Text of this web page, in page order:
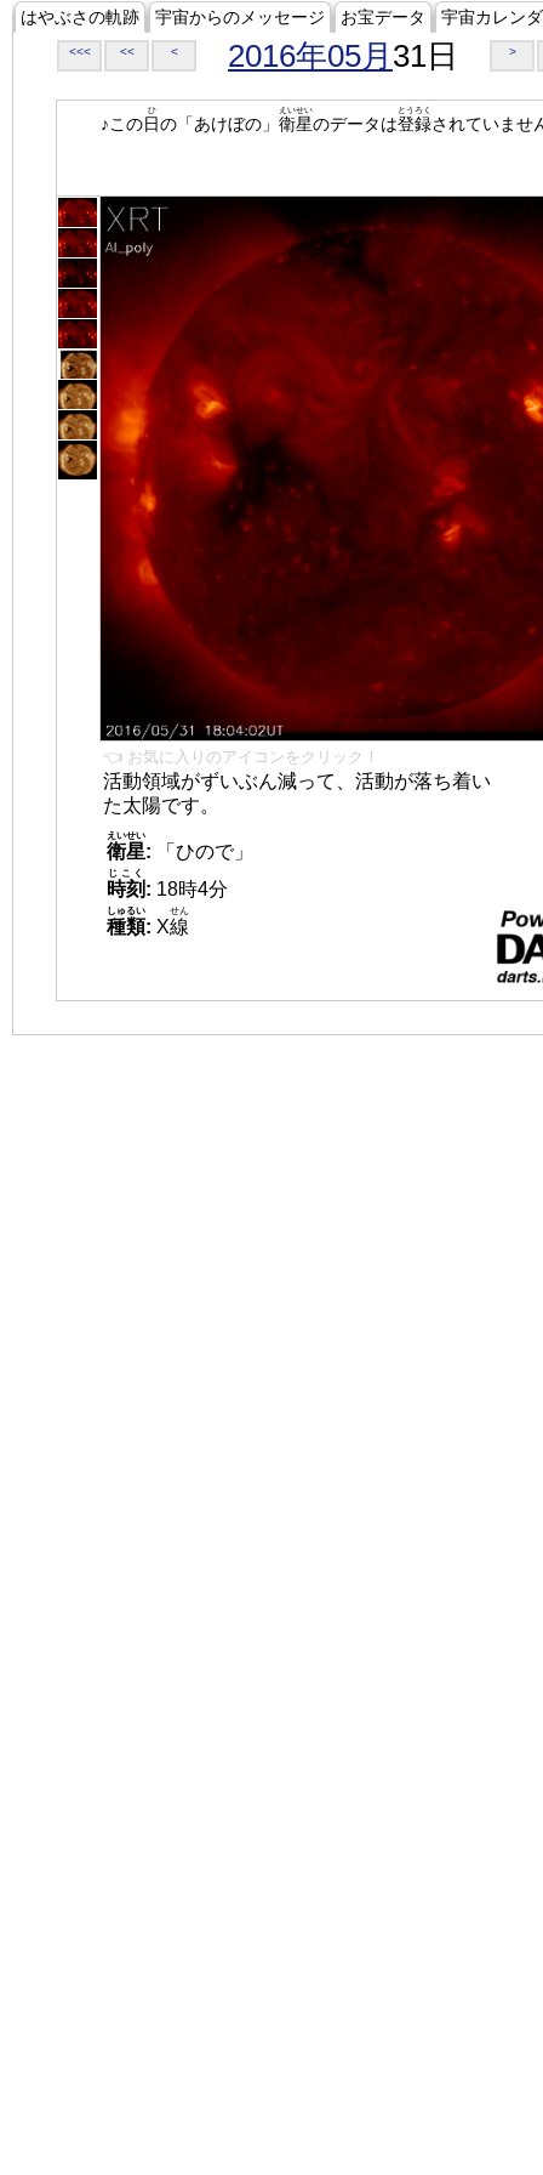
はやぶさの軌跡 宇宙からのメッセージ お宝データ 宇宙カレン
<<< << < 2016年05月 31日 >
♪この日
ひ
の「あけぼの」 衛星
えいせい
のデータは登録
とうろく
されていませ
👈 お気に入りのアイコンをクリック！
活動領域がずいぶん減って、活動が落ち着い
た太陽です。
衛星
えいせい
:
「ひので」
時刻
じこく
: 18時4分
種類
しゅるい
: X線
せん